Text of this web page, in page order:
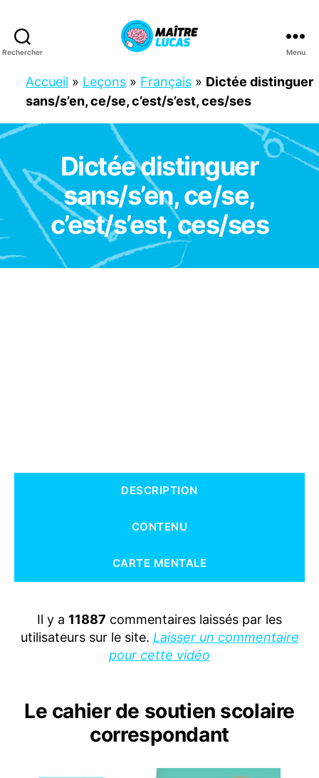
Rechercher
Lucas
Menu
Accueil » Leçons » Français » Dictée distinguer
sans/s’en, ce/se, c’est/s’est, ces/ses
Catégories
1
C
A
N
Dictée distinguer
sans/s’en, ce/se,
c’est/s’est, ces/ses
DESCRIPTION
CONTENU
CARTE MENTALE
Il y a 11887 commentaires laissés par les
utilisateurs sur le site. Laisser un commentaire
pour cette vidéo
Le cahier de soutien scolaire
correspondant